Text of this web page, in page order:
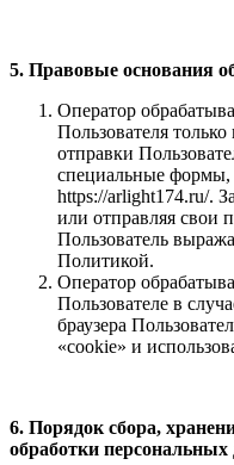
5. Правовые основания
Оператор
Пользователя
отправки
специальные формы,
https://arlight174.ru/.
или отправляя свои
Пользователь
Политикой.
Оператор
Пользователе в
браузера
«cookie» и
6. Порядок сбора,
обработки